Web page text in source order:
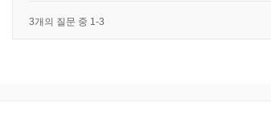
3개의 질문 중 1-3